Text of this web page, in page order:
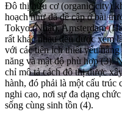
Đô thị hữu cơ (organic city)
hoạch như đã đề cập ở bài
Tokyo (Nhật), Amsterdam
rất khác nhau đều được xem
với các tiện ích thiết yếu
năng và mật độ phù hợp (3).
chỉ mô tả cách đô thị được
hành, đó phải là một cấu trúc
nghi cao, nơi sự đa dạng
sống cùng sinh tồn (4).